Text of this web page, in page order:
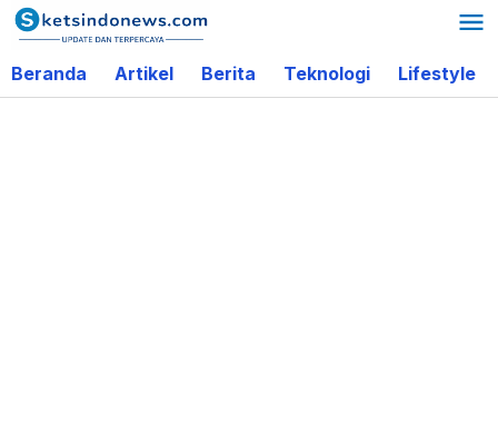
Lewati
ke
konten
Beranda Artikel Berita Teknologi Lifestyle